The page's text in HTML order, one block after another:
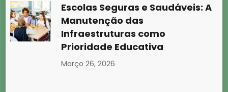
Escolas Seguras e Saudáveis: A
Manutenção das
Infraestruturas como
Prioridade Educativa
Março 26, 2026